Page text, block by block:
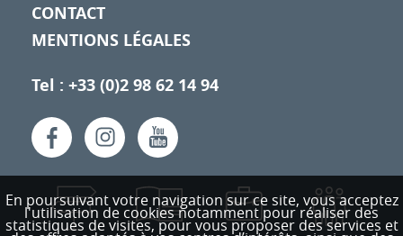
CONTACT
MENTIONS LÉGALES
Tel : +33 (0)2 98 62 14 94
En poursuivant votre navigation sur ce site, vous acceptez
l'utilisation de cookies notamment pour réaliser des
statistiques de visites,pour vous proposer des services et